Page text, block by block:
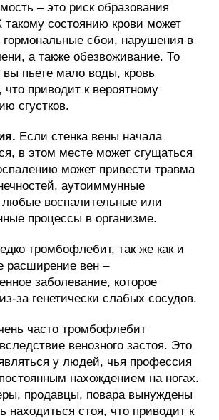
– это риск образования
такому состоянию крови может
гормональные сбои, нарушения в
а также обезвоживание. То
вы пьете мало воды, кровь
что приводит к вероятному
сгустков.
Если стенка вены начала
в этом месте может сгущаться
может привести травма
аутоиммунные
воспалительные или
процессы в организме.
тромбофлебит, так же как и
расширение вен –
заболевание, которое
за генетически слабых сосудов.
часто тромбофлебит
венозного застоя. Это
у людей, чья профессия
нахождением на ногах.
продавцы, повара вынуждены
находиться стоя, что приводит к